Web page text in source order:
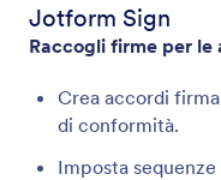
Jotform Sign
Raccogli firme per le
Crea accordi
di conformità.
Imposta